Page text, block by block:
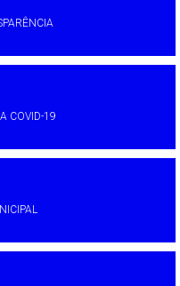
COVID-19